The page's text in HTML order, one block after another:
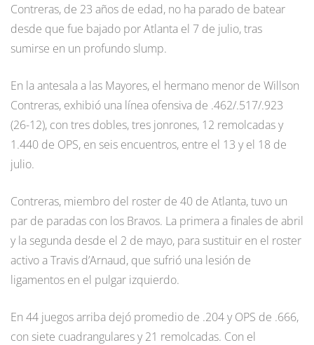
Contreras, de 23 años de edad, no ha parado de batear
desde que fue bajado por Atlanta el 7 de julio, tras
sumirse en un profundo slump.
En la antesala a las Mayores, el hermano menor de Willson
Contreras, exhibió una línea ofensiva de .462/.517/.923
(26-12), con tres dobles, tres jonrones, 12 remolcadas y
1.440 de OPS, en seis encuentros, entre el 13 y el 18 de
julio.
Contreras, miembro del roster de 40 de Atlanta, tuvo un
par de paradas con los Bravos. La primera a finales de abril
y la segunda desde el 2 de mayo, para sustituir en el roster
activo a Travis d’Arnaud, que sufrió una lesión de
ligamentos en el pulgar izquierdo.
En 44 juegos arriba dejó promedio de .204 y OPS de .666,
con siete cuadrangulares y 21 remolcadas. Con el